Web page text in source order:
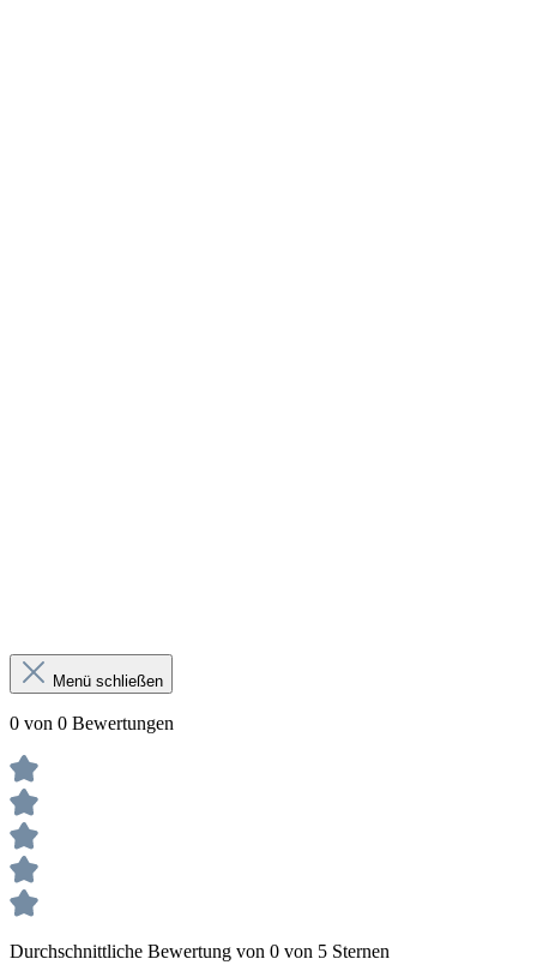
Menü schließen
0 von 0 Bewertungen
Durchschnittliche Bewertung von 0 von 5 Sternen